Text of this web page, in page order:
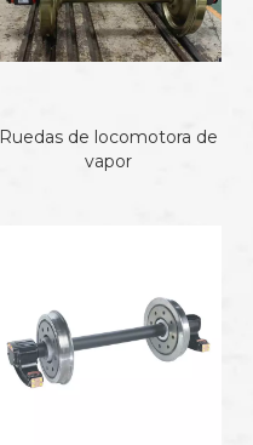
Ruedas de locomotora de
vapor